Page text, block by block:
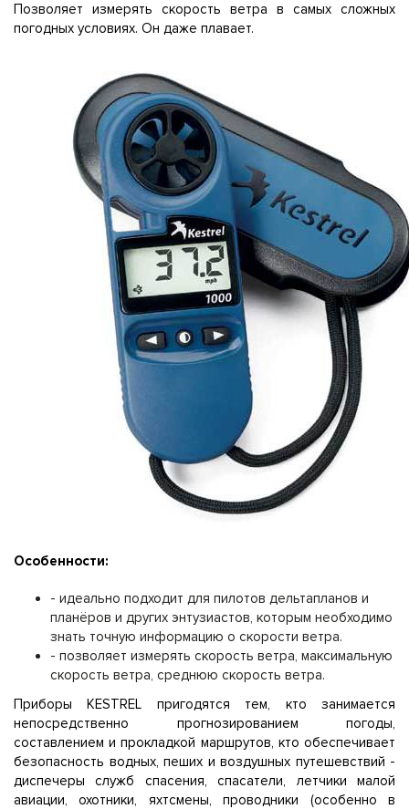
Позволяет измерять скорость ветра в самых сложных
погодных условиях. Он даже плавает.
Особенности:
- идеально подходит для пилотов дельтапланов и
планёров и других энтузиастов, которым необходимо
знать точную информацию о скорости ветра.
- позволяет измерять скорость ветра, максимальную
скорость ветра, среднюю скорость ветра.
Приборы KESTREL пригодятся тем, кто занимается
непосредственно прогнозированием погоды,
составлением и прокладкой маршрутов, кто обеспечивает
безопасность водных, пеших и воздушных путешевствий -
диспечеры служб спасения, спасатели, летчики малой
авиации, охотники, яхтсмены, проводники (особенно в